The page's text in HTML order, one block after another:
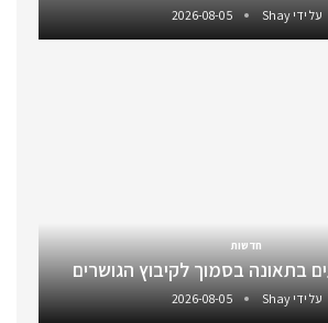
על ידיShay
2026-08-05
חדשות
בתאונה בסמוך לקיבוץ הגושרים
על ידיShay
2026-08-05